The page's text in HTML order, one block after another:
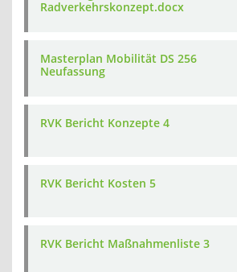
Radverkehrskonzept.docx
Masterplan Mobilität DS 256
Neufassung
RVK Bericht Konzepte 4
RVK Bericht Kosten 5
RVK Bericht Maßnahmenliste 3